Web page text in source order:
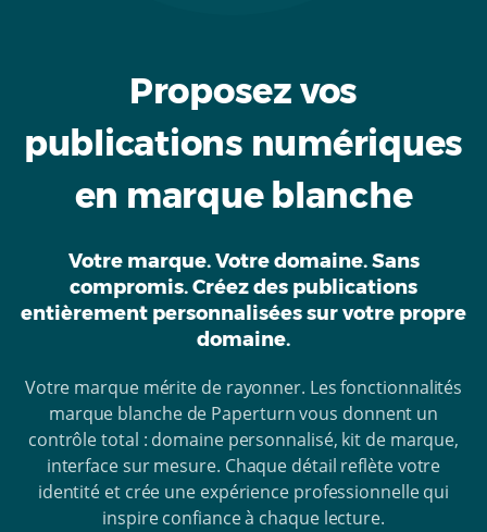
Proposez vos
publications numériques
en marque blanche
Votre marque. Votre domaine. Sans
compromis. Créez des publications
entièrement personnalisées sur votre propre
domaine.
Votre marque mérite de rayonner. Les fonctionnalités
marque blanche de Paperturn vous donnent un
contrôle total : domaine personnalisé, kit de marque,
interface sur mesure. Chaque détail reflète votre
identité et crée une expérience professionnelle qui
inspire confiance à chaque lecture.